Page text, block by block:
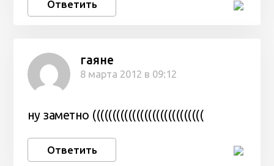
Ответить
гаяне
8 марта 2012 в 09:12
ну заметно ((((((((((((((((((((((((((((
Ответить